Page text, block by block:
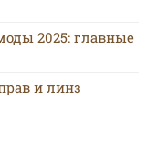
2025: главные
и линз